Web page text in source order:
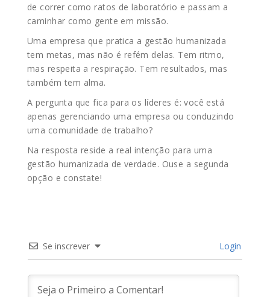
de correr como ratos de laboratório e passam a
caminhar como gente em missão.
Uma empresa que pratica a gestão humanizada
tem metas, mas não é refém delas. Tem ritmo,
mas respeita a respiração. Tem resultados, mas
também tem alma.
A pergunta que fica para os líderes é: você está
apenas gerenciando uma empresa ou conduzindo
uma comunidade de trabalho?
Na resposta reside a real intenção para uma
gestão humanizada de verdade. Ouse a segunda
opção e constate!
Se inscrever Login